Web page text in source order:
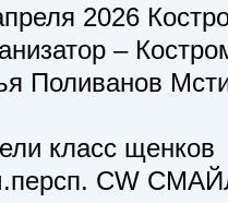
2026
–
Поливанов
класс щенков
CW